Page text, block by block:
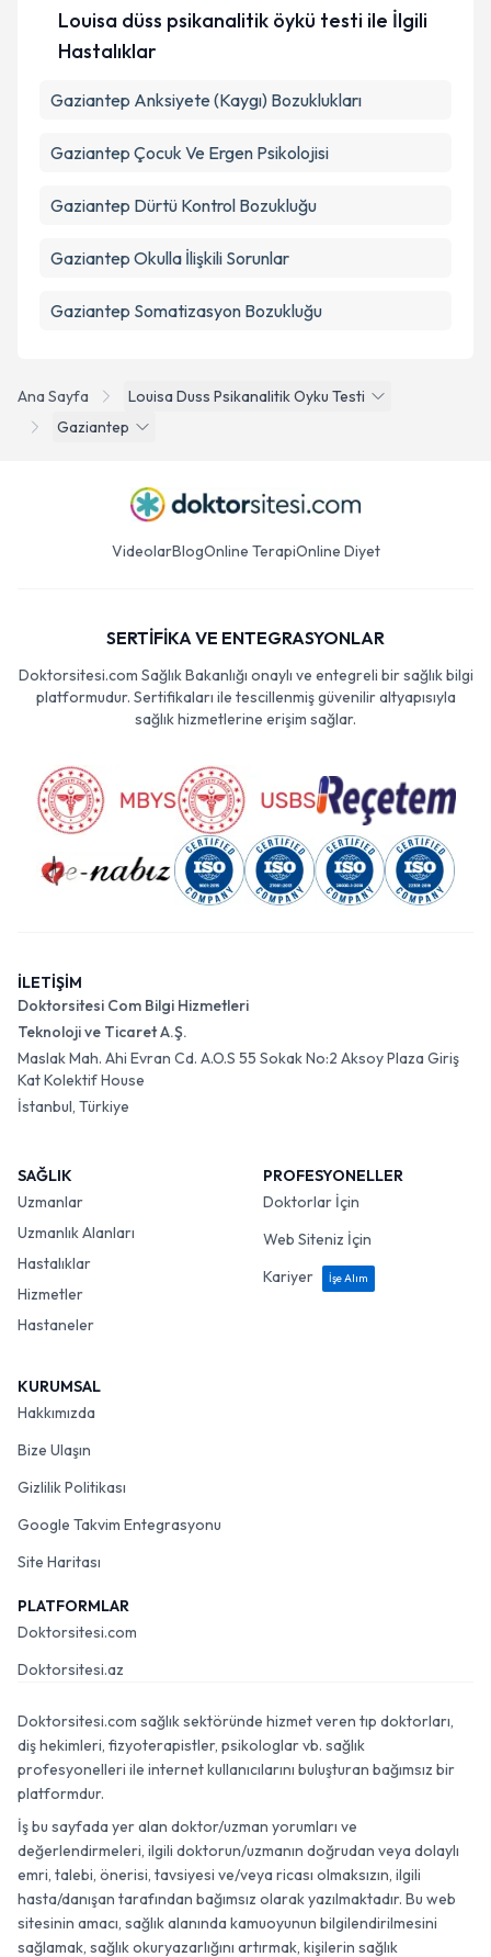
Ana Sayfa
Louisa Duss Psikanalitik Oyku Testi
Gaziantep
Louisa düss psikanalitik öykü testi ile İlgili
Hastalıklar
Gaziantep Anksiyete (Kaygı) Bozuklukları
Gaziantep Çocuk Ve Ergen Psikolojisi
Gaziantep Dürtü Kontrol Bozukluğu
Gaziantep Okulla İlişkili Sorunlar
Gaziantep Somatizasyon Bozukluğu
VideolarBlogOnline TerapiOnline Diyet
SERTİFİKA VE ENTEGRASYONLAR
Doktorsitesi.com Sağlık Bakanlığı onaylı ve entegreli bir sağlık bilgi
platformudur. Sertifikaları ile tescillenmiş güvenilir altyapısıyla
sağlık hizmetlerine erişim sağlar.
İLETİŞİM
Doktorsitesi Com Bilgi Hizmetleri
Teknoloji ve Ticaret A.Ş.
Maslak Mah. Ahi Evran Cd. A.O.S 55 Sokak No:2 Aksoy Plaza Giriş
Kat Kolektif House
İstanbul, Türkiye
SAĞLIK
Uzmanlar
Uzmanlık Alanları
Hastalıklar
Hizmetler
Hastaneler
PROFESYONELLER
Doktorlar İçin
Web Siteniz İçin
Kariyer
İşe Alım
KURUMSAL
Hakkımızda
Bize Ulaşın
Gizlilik Politikası
Google Takvim Entegrasyonu
Site Haritası
PLATFORMLAR
Doktorsitesi.com
Doktorsitesi.az
Doktorsitesi.com sağlık sektöründe hizmet veren tıp doktorları,
diş hekimleri, fizyoterapistler, psikologlar vb. sağlık
profesyonelleri ile internet kullanıcılarını buluşturan bağımsız bir
platformdur.
İş bu sayfada yer alan doktor/uzman yorumları ve
değerlendirmeleri, ilgili doktorun/uzmanın doğrudan veya dolaylı
emri, talebi, önerisi, tavsiyesi ve/veya ricası olmaksızın, ilgili
hasta/danışan tarafından bağımsız olarak yazılmaktadır. Bu web
sitesinin amacı, sağlık alanında kamuoyunun bilgilendirilmesini
sağlamak, sağlık okuryazarlığını artırmak, kişilerin sağlık